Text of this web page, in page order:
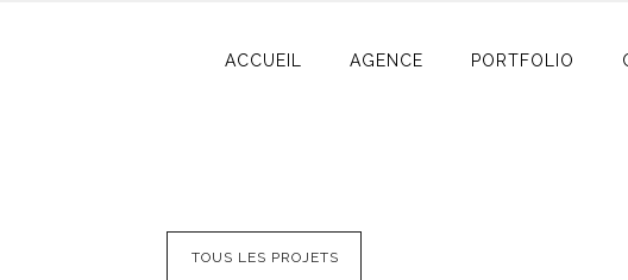
ACCUEIL AGENCE PORTFOLIO
TOUS LES PROJETS